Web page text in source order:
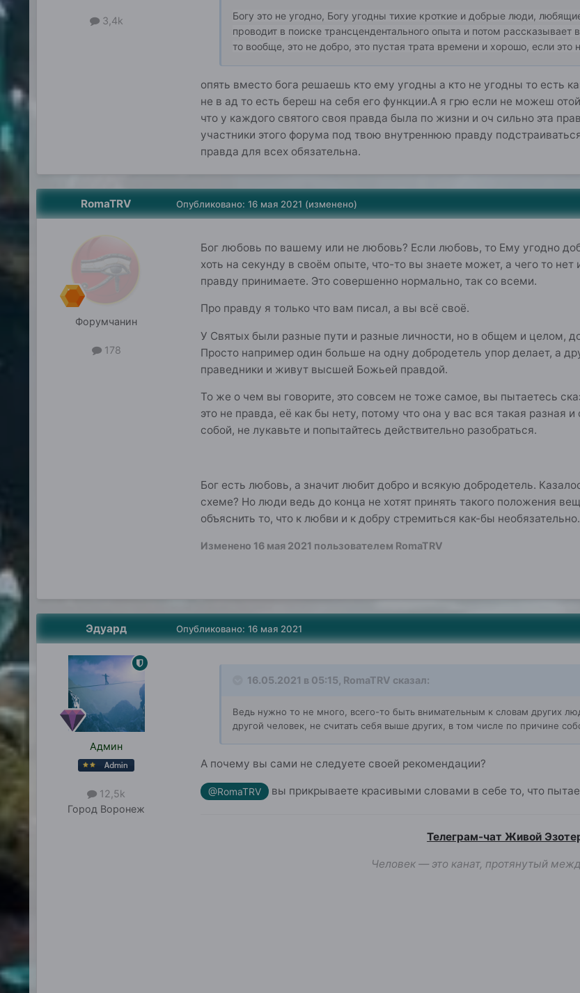
3,4k
Богу это не угодно, Богу угодны тихие кроткие и добрые люди,
проводит в поиске трансцендентального опыта и потом
то вообще, это не добро, это пустая трата времени и хорошо, если это
опять вместо бога решаешь кто ему угодны а кто не угодны то есть
не в ад то есть береш на себя его функции.А я грю если не можеш
что у каждого святого своя правда была по жизни и оч сильно эта
участники этого форума под твою внутреннюю правду
правда для всех обязательна.
RomaTRV
Форумчанин
178
Опубликовано: 16 мая 2021 (изменено)
Бог любовь по вашему или не любовь? Если любовь, то Ему угодно
хоть на секунду в своём опыте, что-то вы знаете может, а чего то
правду принимаете. Это совершенно нормально, так со всеми.
Про правду я только что вам писал, а вы всё своё.
У Святых были разные пути и разные личности, но в общем и целом,
Просто например один больше на одну добродетель упор делает, а
праведники и живут высшей Божьей правдой.
То же о чем вы говорите, это совсем не тоже самое, вы пытаетесь
это не правда, её как бы нету, потому что она у вас вся такая
собой, не лукавьте и попытайтесь действительно разобраться.
Бог есть любовь, а значит любит добро и всякую добродетель.
схеме? Но люди ведь до конца не хотят принять такого положения
объяснить то, что к любви и к добру стремиться как-бы необязательно.
Изменено 16 мая 2021 пользователем RomaTRV
Эдуард
Админ
12,5k
Город Воронеж
Опубликовано: 16 мая 2021
16.05.2021 в 05:15, RomaTRV сказал:
Ведь нужно то не много, всего-то быть внимательным к словам других
другой человек, не считать себя выше других, в том числе по причине
А почему вы сами не следуете своей рекомендации?
@RomaTRV вы прикрываете красивыми словами в себе то, что
Телеграм-чат Живой
Человек — это канат, протянутый